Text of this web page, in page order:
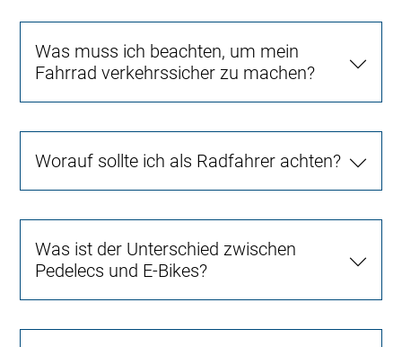
Was muss ich beachten, um mein
Fahrrad verkehrssicher zu machen?
Worauf sollte ich als Radfahrer achten?
Was ist der Unterschied zwischen
Pedelecs und E-Bikes?